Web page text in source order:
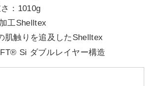
：1010g
工Shelltex
肌触りを追及したShelltex
Si ダブルレイヤー構造